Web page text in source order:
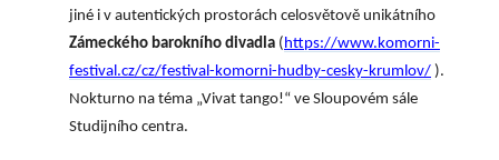
jiné i v autentických prostorách celosvětově unikátního
Zámeckého barokního divadla ( https://www.komorni-
festival.cz/cz/festival-komorni-hudby-cesky-krumlov/ ).
Nokturno na téma „Vivat tango!“ ve Sloupovém sále
Studijního centra.